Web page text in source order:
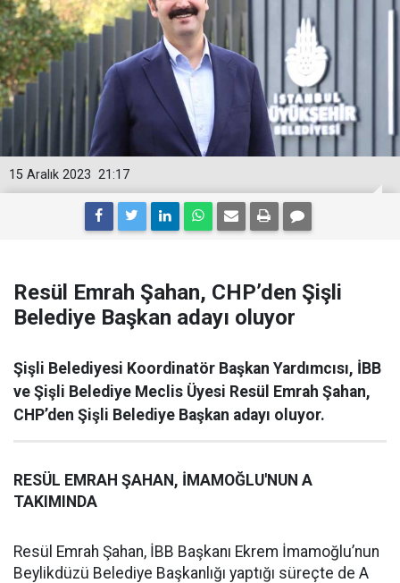
21:17
15 Aralık 2023
Resül Emrah Şahan, CHP’den Şişli
Belediye Başkan adayı oluyor
Şişli Belediyesi Koordinatör Başkan Yardımcısı, İBB
ve Şişli Belediye Meclis Üyesi Resül Emrah Şahan,
CHP’den Şişli Belediye Başkan adayı oluyor.
RESÜL EMRAH ŞAHAN, İMAMOĞLU'NUN A
TAKIMINDA
Resül Emrah Şahan, İBB Başkanı Ekrem İmamoğlu’nun
Beylikdüzü Belediye Başkanlığı yaptığı süreçte de A